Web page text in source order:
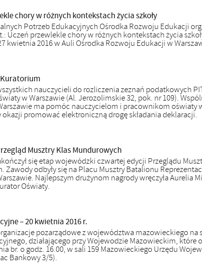
chory w różnych kontekstach życia szkoły
Potrzeb Edukacyjnych Ośrodka Rozwoju Edukacji
Uczeń przewlekle chory w różnych kontekstach życia
kwietnia 2016 w Auli Ośrodka Rozwoju Edukacji w
Kuratorium
nauczycieli do rozliczenia zeznań podatkowych
w Warszawie (Al. Jerozolimskie 32, pok. nr 109).
ma pomóc nauczycielom i pracownikom oświaty
promować elektroniczną drogę składania deklaracji.
Musztry Klas Mundurowych
się etap wojewódzki czwartej edycji Przeglądu
Zawody odbyły się na Placu Musztry Batalionu
Najlepszym drużynom nagrody wręczyła Aurelia
Oświaty.
– 20 kwietnia 2016 r.
pozarządowe z województwa mazowieckiego na
działającego przy Wojewodzie Mazowieckim, które
br. o godz. 16.00, w sali 159 Mazowieckiego Urzędu
Bankowy 3/5).